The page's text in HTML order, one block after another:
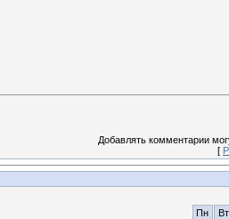
Добавлять комментарии
[
Пн Вт